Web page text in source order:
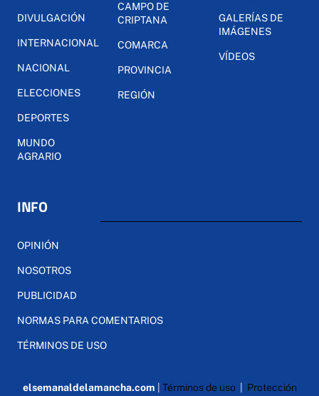
DIVULGACIÓN
INTERNACIONAL
NACIONAL
ELECCIONES
DEPORTES
MUNDO
AGRARIO
CAMPO DE
CRIPTANA
COMARCA
PROVINCIA
REGIÓN
GALERÍAS DE
IMÁGENES
VÍDEOS
INFO
OPINIÓN
NOSOTROS
PUBLICIDAD
NORMAS PARA COMENTARIOS
TÉRMINOS DE USO
elsemanaldelamancha.com Términos de uso| Protección